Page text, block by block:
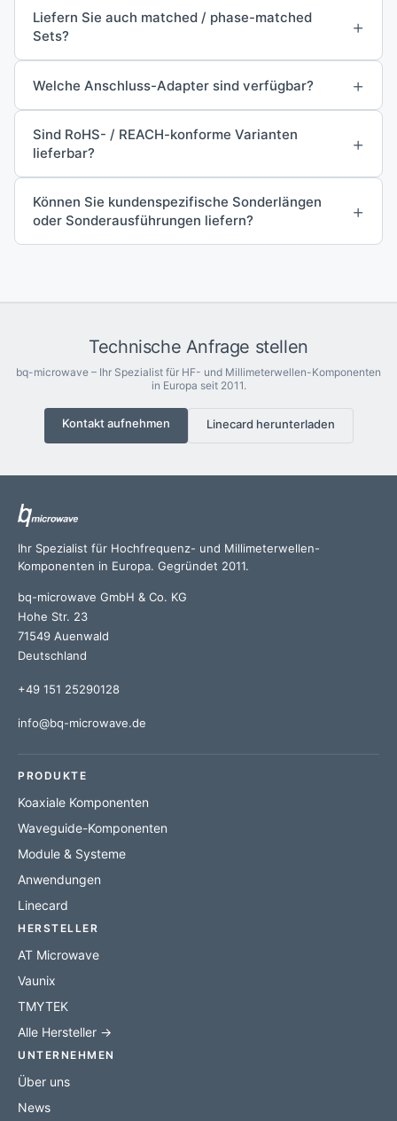
Liefern Sie auch matched / phase-matched
Sets?
+
Welche Anschluss-Adapter sind verfügbar? +
Sind RoHS- / REACH-konforme Varianten
lieferbar?
+
Können Sie kundenspezifische Sonderlängen
oder Sonderausführungen liefern?
+
Technische Anfrage stellen
bq-microwave – Ihr Spezialist für HF- und Millimeterwellen-Komponenten
in Europa seit 2011.
Kontakt aufnehmen Linecard herunterladen
Ihr Spezialist für Hochfrequenz- und Millimeterwellen-
Komponenten in Europa. Gegründet 2011.
bq-microwave GmbH & Co. KG
Hohe Str. 23
71549 Auenwald
Deutschland
+49 151 25290128
info@bq-microwave.de
PRODUKTE
Koaxiale Komponenten
Waveguide-Komponenten
Module & Systeme
Anwendungen
Linecard
HERSTELLER
AT Microwave
Vaunix
TMYTEK
Alle Hersteller →
UNTERNEHMEN
Über uns
News